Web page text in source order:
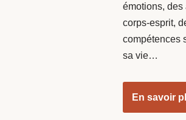
émotions,
corps-esprit,
compétences
sa vie…
En savoir